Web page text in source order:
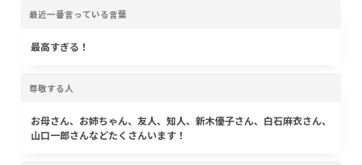
最近一番言っている言葉
最高すぎる！
尊敬する人
お母さん、お姉ちゃん、友人、知人、新木優子さん、白石麻衣さん、
山口一郎さんなどたくさんいます！